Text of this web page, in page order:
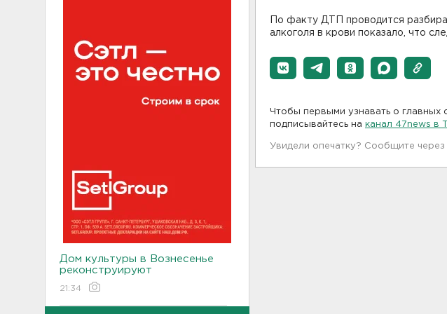
Дом культуры в Вознесенье
реконструируют
21:34
По факту ДТП проводится
алкоголя в крови показало, что
Чтобы первыми узнавать о главных
подписывайтесь на канал 47news в
Увидели опечатку? Сообщите